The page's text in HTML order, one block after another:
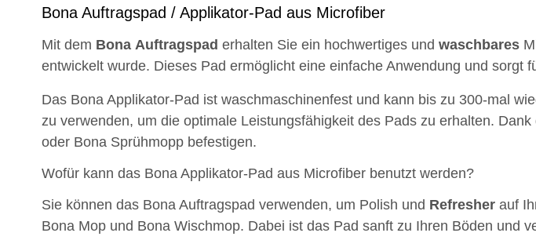
Bona Auftragspad / Applikator-Pad aus Microfiber
Mit dem Bona Auftragspad erhalten Sie ein hochwertiges und waschbares
entwickelt wurde. Dieses Pad ermöglicht eine einfache Anwendung und
Das Bona Applikator-Pad ist waschmaschinenfest und kann bis zu 300-mal
zu verwenden, um die optimale Leistungsfähigkeit des Pads zu erhalten.
oder Bona Sprühmopp befestigen.
Wofür kann das Bona Applikator-Pad aus Microfiber benutzt werden?
Sie können das Bona Auftragspad verwenden, um Polish und Refresher auf
Bona Mop und Bona Wischmop. Dabei ist das Pad sanft zu Ihren Böden und